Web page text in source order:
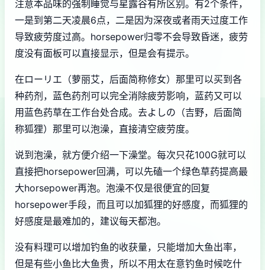
注意本品味的强制睡觉与星露谷有所区别。有2个条件，
一是到第二天凌晨6点，二是因为深夜或者雨天过度工作
导致疲劳度过高。horsepower归零不会导致昏迷，疲劳
度没有面板可以直接显示，但是会有提示。
在ローリエ（萝丽艾，后面简称修女）那里可以买到各
种药剂，蓝色药剂可以完全消除疲劳影响，蓝药又可以
用蓝色药草在工作台处合成。去よしの（吉野，后面简
称狐狸）那里可以泡澡，直接清空疲劳度。
说到泡澡，就方便介绍一下澡堂。每次只花100G就可以
直接把horsepower回满，可以先磕一个绿色草药提高最
大horsepower再泡。泡澡不仅是很便宜的回复
horsepower手段，而且可以加狐狸的好感度，而狐狸的
好感度是最难加的，建议每天都泡。
没有料理可以增加钓鱼的收获量，只能增加大鱼出率，
但是有些小鱼比大鱼贵，所以不用太在意钓鱼时候吃什